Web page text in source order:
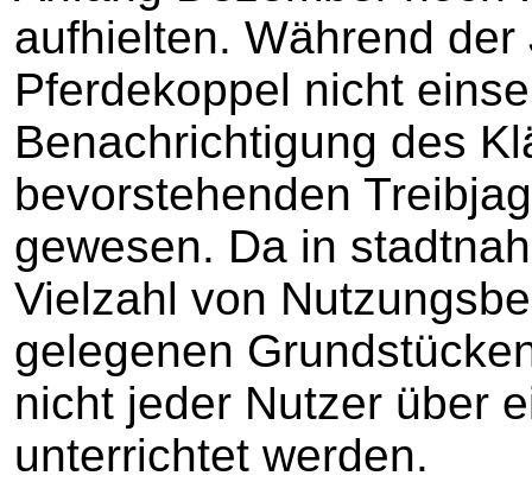
aufhielten. Während
Pferdekoppel nicht
Benachrichtigung des
bevorstehenden
gewesen. Da in
Vielzahl von
gelegenen
nicht jeder Nutzer über
unterrichtet werden.